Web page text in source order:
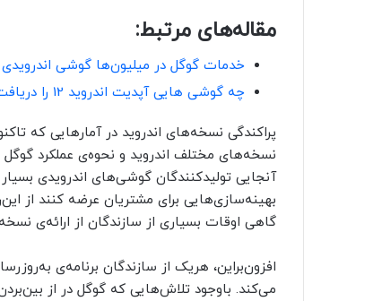
مقاله‌های مرتبط:
خدمات گوگل در میلیون‌‌‎ها گوشی اندرویدی غیر فعال شد
چه گوشی‌ هایی آپدیت اندروید 12 را دریافت می‌کنند ( لیست کامل گوشی‌ها)
پراکندگی نسخه‌های اندروید در آمارهایی که
نسخه‌های مختلف اندروید و نحوه‌ی عملکرد
آنجایی تولیدکنندگان گوشی‌های اندرویدی
بهینه‌سازی‌هایی برای مشتریان عرضه کنند از
گاهی اوقات بسیاری از سازندگان از ارائه‌ی
افزون‌براین، هریک از سازندگان برنامه‌ی
می‌کند. باوجود تلاش‌هایی که گوگل در از